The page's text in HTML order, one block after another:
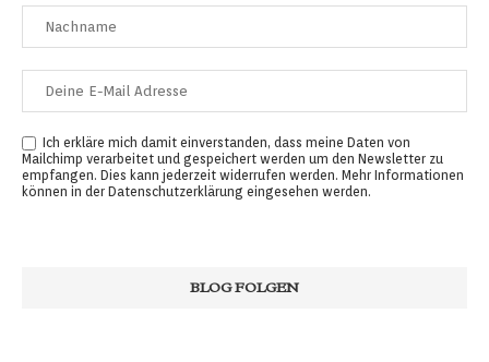
Ich erkläre mich damit einverstanden, dass meine Daten von
Mailchimp verarbeitet und gespeichert werden um den Newsletter zu
empfangen. Dies kann jederzeit widerrufen werden. Mehr Informationen
können in der Datenschutzerklärung eingesehen werden.